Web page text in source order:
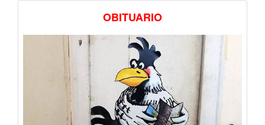
OBITUARIO